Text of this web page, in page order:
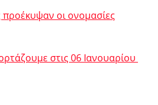
οι ονομασίες
στις 06 Ιανουαρίου